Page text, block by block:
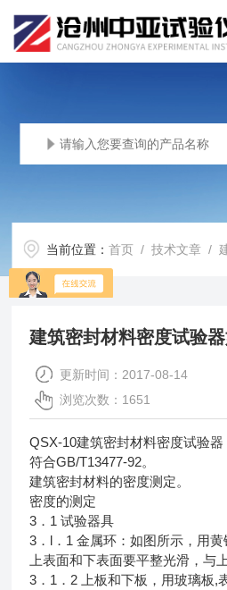
当前位置：首页 /技术文章 / 建
建筑密封材料密度试验
更新时间：2017-08-14
浏览次数：1651
QSX-10建筑密封材料密度试验器
符合GB/T13477-92。
建筑密封材料的密度测定。
密度的测定
3 ． 1试验器具
3 ． l ． 1金属环：如图所示，用
上表面和下表面要平整光滑，与
3 ． 1 ． 2 上板和下板，用玻璃板,